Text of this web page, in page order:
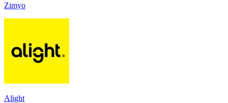
Zimyo
Alight